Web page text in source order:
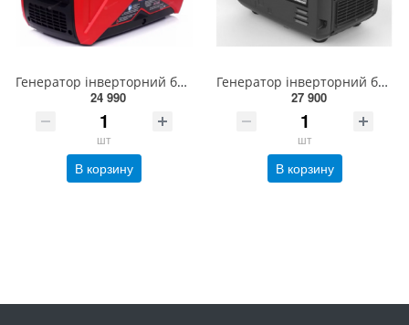
Генератор інверторний бензиновий FOGO F2001IS 2 кВт (240710090)
24 990
шт
В корзину
Генератор інверторний бензиновий GENERGY LIMITED 1500i 1,6 кВт(240021090)
27 900
шт
В корзину